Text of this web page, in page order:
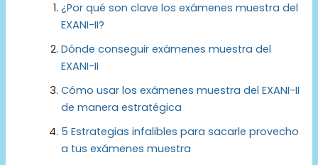
¿Por qué son clave los exámenes muestra del
EXANI-II?
Dónde conseguir exámenes muestra del
EXANI-II
Cómo usar los exámenes muestra del EXANI-II
de manera estratégica
5 Estrategias infalibles para sacarle provecho
a tus exámenes muestra